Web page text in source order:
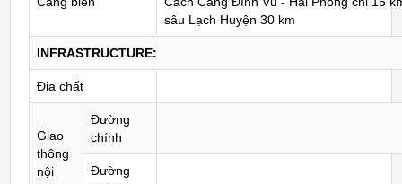
sâu Lạch Huyện 30 km
INFRASTRUCTURE:
Địa chất
Giao
thông
nội
Đường
chính
Đường